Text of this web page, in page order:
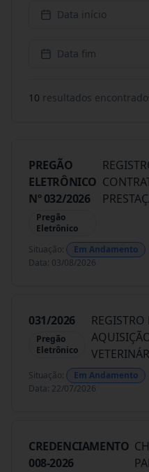
Data início
Data fim
10 resultados encontrado
PREGÃO
ELETRÔNICO
Nº 032/2026
Pregão
Eletrônico
Situação:
Em Andamento
Data: 03/08/2026
031/2026
Pregão
Eletrônico
REGISTRO
Situação:
Em Andamento
Data: 22/07/2026
CREDENCIAMENTO
008-2026